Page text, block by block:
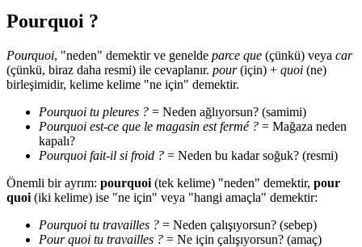
Pourquoi ?
Pourquoi, "neden" demektir ve genelde parce que (çünkü) veya car
(çünkü, biraz daha resmi) ile cevaplanır. pour(için) + quoi (ne)
birleşimidir, kelime kelime "ne için" demektir.
Pourquoi tu pleures ? = Neden ağlıyorsun? (samimi)
Pourquoi est-ce que le magasin est fermé ? = Mağaza neden
kapalı?
Pourquoi fait-il si froid ? = Neden bu kadar soğuk? (resmi)
Önemli bir ayrım: pourquoi (tek kelime) "neden" demektir, pour
quoi (iki kelime) ise "ne için" veya "hangi amaçla" demektir:
Pourquoi tu travailles ? = Neden çalışıyorsun? (sebep)
Pour quoi tu travailles ? = Ne için çalışıyorsun? (amaç)